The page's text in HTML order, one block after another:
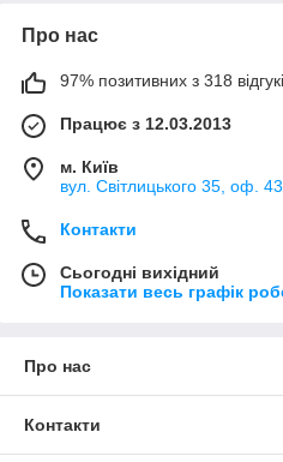
Про нас
97% позитивних з 318
Працює з 12.03.2013
м. Київ
вул. Світлицького 35, оф.
Контакти
Сьогодні вихідний
Показати весь графік
Про нас
Контакти